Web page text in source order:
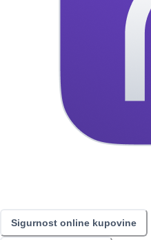
Sigurnost online kupovine